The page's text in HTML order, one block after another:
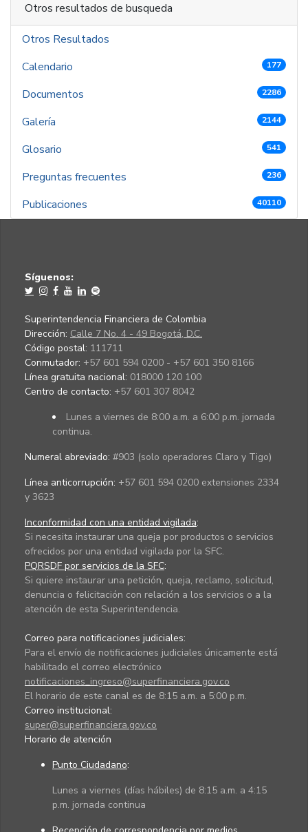
Otros resultados de busqueda
Otros Resultados
Calendario
177
Documentos 2286
Galería 2144
Glosario 541
Preguntas frecuentes 236
Publicaciones 40110
Síguenos:
Superintendencia Financiera de Colombia
Dirección: Calle 7 No. 4 - 49 Bogotá, D.C.
Código postal: 111711
Conmutador: +57 601 594 0200 - +57 601 350 8166
Línea gratuita nacional: 018000 120 100
Centro de contacto: +57 601 307 8042
Lunes a viernes de 8:00 a.m. a 6:00 p.m. jornada
continua.
Numeral abreviado: #903 (solo operadores Claro y Tigo)
Línea anticorrupción: +57 601 594 0200 extensiones 2334
y 3623
Inconformidad con una entidad vigilada:
Si necesita instaurar una queja por productos o servicios
ofrecidos por una entidad vigilada por la SFC.
PQRSDF por servicios de la SFC:
Si quiere instaurar una petición, queja, reclamo, solicitud,
denuncia o felicitación con relación a los servicios o a la
atención de esta Superintendencia.
Correo para notificaciones judiciales:
Para el envío de notificaciones judiciales únicamente está
habilitado el correo electrónico
notificaciones_ingreso@superfinanciera.gov.co
El horario de este canal es de 8:15 a.m. a 5:00 p.m.
Correo institucional:
super@superfinanciera.gov.co
Horario de atención
Punto Ciudadano:
Lunes a viernes (días hábiles) de 8:15 a.m. a 4:15
p.m. jornada continua